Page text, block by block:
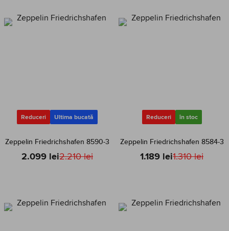
Reduceri Ultima bucată
Zeppelin Friedrichshafen 8590-3
2.099 lei2.210 lei
Reduceri în stoc
Zeppelin Friedrichshafen 8584-3
1.189 lei1.310 lei